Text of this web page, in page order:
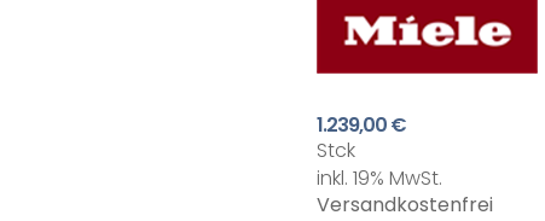
1.239,00 €
Stck
inkl. 19% MwSt.
Versandkostenfrei